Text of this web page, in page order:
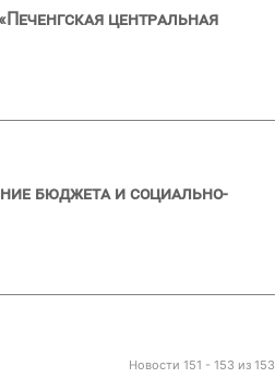
центральная
бюджета и социально-
Новости 151 - 153 из 153